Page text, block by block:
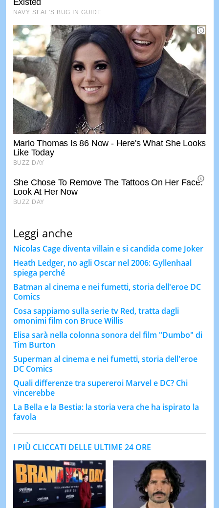
Leggi anche
Nicolas Cage diventa villain e si candida come Joker
Heath Ledger, no agli Oscar nel 2006: Gyllenhaal
spiega perché
Batman al cinema e nei fumetti, storia dell'eroe DC
Comics
Cosa sappiamo sulla serie tv Red, tratta dagli
omonimi film con Bruce Willis
Elisa sarà nella colonna sonora del film "Dumbo" di
Tim Burton
Superman al cinema e nei fumetti, storia dell'eroe
DC Comics
Quali differenze tra supereroi Marvel e DC? Chi
vincerebbe
La Bella e la Bestia: la storia vera che ha ispirato la
favola
I PIÙ CLICCATI DELLE ULTIME 24 ORE